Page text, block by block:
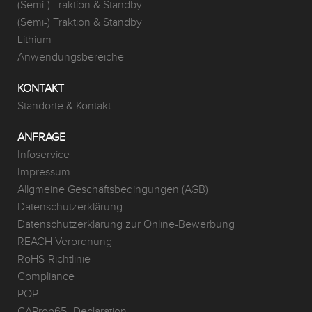
(Semi-) Traktion & Standby
(Semi-) Traktion & Standby
Lithium
Anwendungsbereiche
KONTAKT
Standorte & Kontakt
ANFRAGE
Infoservice
Impressum
Allgmeine Geschäftsbedingungen (AGB)
Datenschutzerklärung
Datenschutzerklärung zur Online-Bewerbung
REACH Verordnung
RoHS-Richtlinie
Compliance
POP